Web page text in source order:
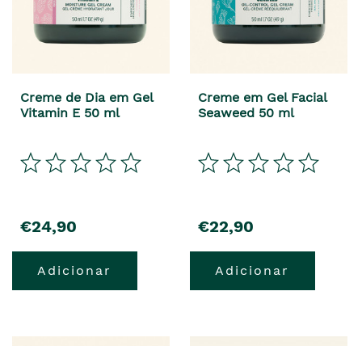
Creme de Dia em Gel
Vitamin E 50 ml
€24,90
Adicionar
Creme em Gel Facial
Seaweed 50 ml
€22,90
Adicionar